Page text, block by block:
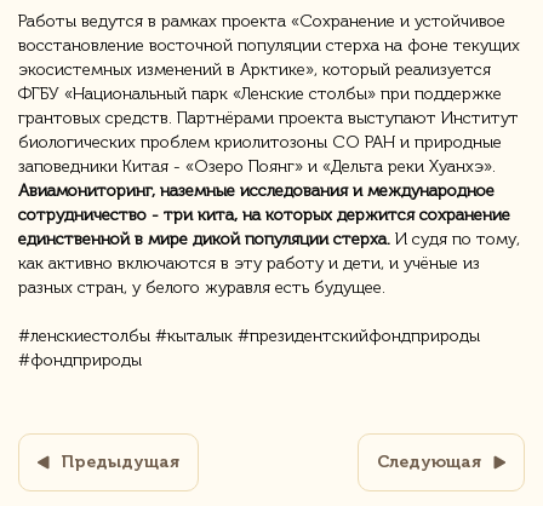
Работы ведутся в рамках проекта «Сохранение и устойчивое
восстановление восточной популяции стерха на фоне текущих
экосистемных изменений в Арктике», который реализуется
ФГБУ «Национальный парк «Ленские столбы» при поддержке
грантовых средств. Партнёрами проекта выступают Институт
биологических проблем криолитозоны СО РАН и природные
заповедники Китая - «Озеро Поянг» и «Дельта реки Хуанхэ».
Авиамониторинг, наземные исследования и международное
сотрудничество - три кита, на которых держится сохранение
единственной в мире дикой популяции стерха. И судя по тому,
как активно включаются в эту работу и дети, и учёные из
разных стран, у белого журавля есть будущее.
#ленскиестолбы #кыталык #президентскийфондприроды
#фондприроды
Предыдущая Следующая